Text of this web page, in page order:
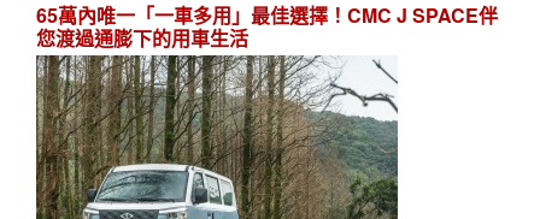
65萬內唯一「一車多用」最佳選擇！CMC J SPACE伴
您渡過通膨下的用車生活